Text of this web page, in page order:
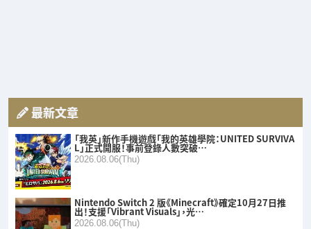
最新文章
「我英」新作手機遊戲「我的英雄學院：UNITED SURVIVA
L」正式開服！事前登錄人數突破…
2026.08.06(Thu)
Nintendo Switch 2 版《Minecraft》確定10月27日推
出！支援「Vibrant Visuals」，光…
2026.08.06(Thu)